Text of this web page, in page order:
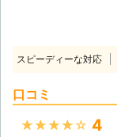
スピーディーな対応
口コミ
★★★★★ 4